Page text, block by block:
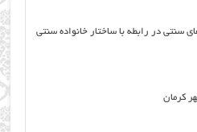
سنتی در رابطه با ساختار خانواده سنتی
کرمان